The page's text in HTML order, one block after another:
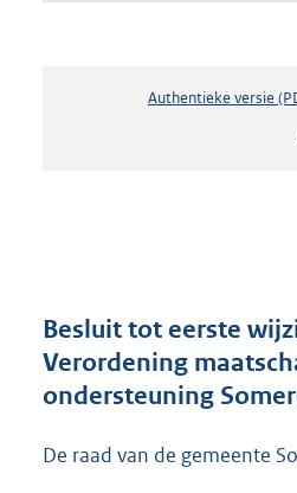
Authentieke versie
Besluit tot eerste
Verordening
ondersteuning
De raad van de gemeente